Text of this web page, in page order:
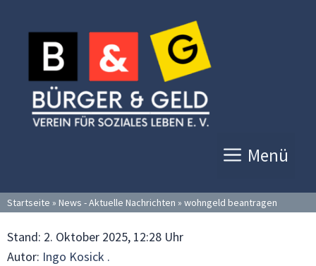
Inhalt
springen
Menü
Startseite » News - Aktuelle Nachrichten » wohngeld beantragen
Stand: 2. Oktober 2025, 12:28 Uhr
Autor: Ingo Kosick .